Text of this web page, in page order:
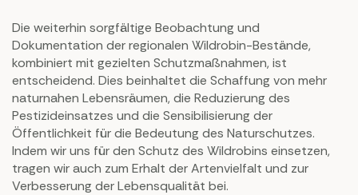
Die weiterhin sorgfältige Beobachtung und
Dokumentation der regionalen Wildrobin-Bestände,
kombiniert mit gezielten Schutzmaßnahmen, ist
entscheidend. Dies beinhaltet die Schaffung von mehr
naturnahen Lebensräumen, die Reduzierung des
Pestizideinsatzes und die Sensibilisierung der
Öffentlichkeit für die Bedeutung des Naturschutzes.
Indem wir uns für den Schutz des Wildrobins einsetzen,
tragen wir auch zum Erhalt der Artenvielfalt und zur
Verbesserung der Lebensqualität bei.